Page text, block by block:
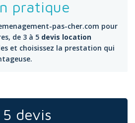
pratique
pas-cher.com pour
de 3 à 5 devis location
et choisissez la prestation qui
devis